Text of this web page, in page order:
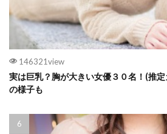
146321view
実は巨乳？胸が大きい女優３０名！(推
の様子も